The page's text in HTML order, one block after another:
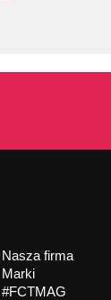
Nasza firma
Marki
#FCTMAG